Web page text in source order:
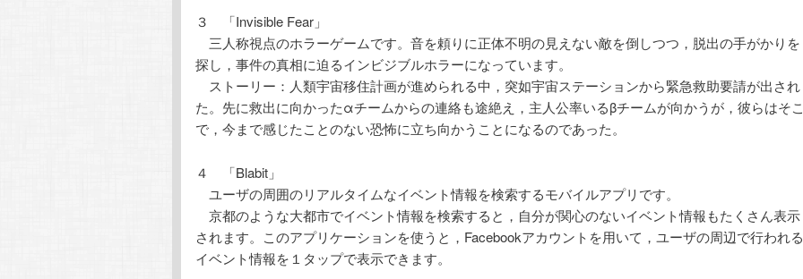
３ 「Invisible Fear」
三人称視点のホラーゲームです。音を頼りに正体不明の見えない敵を倒しつつ，脱出の手がかりを
探し，事件の真相に迫るインビジブルホラーになっています。
ストーリー：人類宇宙移住計画が進められる中，突如宇宙ステーションから緊急救助要請が出され
た。先に救出に向かったαチームからの連絡も途絶え，主人公率いるβチームが向かうが，彼らはそこ
で，今まで感じたことのない恐怖に立ち向かうことになるのであった。
４ 「Blabit」
ユーザの周囲のリアルタイムなイベント情報を検索するモバイルアプリです。
京都のような大都市でイベント情報を検索すると，自分が関心のないイベント情報もたくさん表示
されます。このアプリケーションを使うと，Facebookアカウントを用いて，ユーザの周辺で行われる
イベント情報を１タップで表示できます。